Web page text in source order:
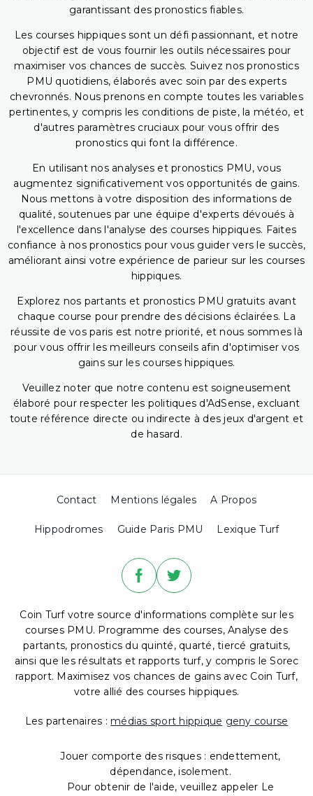
garantissant des pronostics fiables.
Les courses hippiques sont un défi passionnant, et notre
objectif est de vous fournir les outils nécessaires pour
maximiser vos chances de succès. Suivez nos pronostics
PMU quotidiens, élaborés avec soin par des experts
chevronnés. Nous prenons en compte toutes les variables
pertinentes, y compris les conditions de piste, la météo, et
d'autres paramètres cruciaux pour vous offrir des
pronostics qui font la différence.
En utilisant nos analyses et pronostics PMU, vous
augmentez significativement vos opportunités de gains.
Nous mettons à votre disposition des informations de
qualité, soutenues par une équipe d'experts dévoués à
l'excellence dans l'analyse des courses hippiques. Faites
confiance à nos pronostics pour vous guider vers le succès,
améliorant ainsi votre expérience de parieur sur les courses
hippiques.
Explorez nos partants et pronostics PMU gratuits avant
chaque course pour prendre des décisions éclairées. La
réussite de vos paris est notre priorité, et nous sommes là
pour vous offrir les meilleurs conseils afin d'optimiser vos
gains sur les courses hippiques.
Veuillez noter que notre contenu est soigneusement
élaboré pour respecter les politiques d'AdSense, excluant
toute référence directe ou indirecte à des jeux d'argent et
de hasard.
Contact Mentions légales A Propos
Hippodromes Guide Paris PMU Lexique Turf
Coin Turf votre source d'informations complète sur les
courses PMU. Programme des courses, Analyse des
partants, pronostics du quinté, quarté, tiercé gratuits,
ainsi que les résultats et rapports turf, y compris le Sorec
rapport. Maximisez vos chances de gains avec Coin Turf,
votre allié des courses hippiques.
Les partenaires : médias sport hippique geny course
Jouer comporte des risques : endettement,
dépendance, isolement.
Pour obtenir de l'aide, veuillez appeler Le